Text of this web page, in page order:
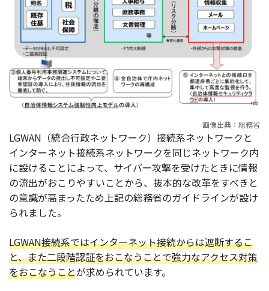
画像出典：総務省
LGWAN（統合行政ネットワーク）接続系ネットワークと
インターネット接続系ネットワークを同じネットワーク内
に設けることによって、サイバー攻撃を受けたときに情報
の流出がおこりやすいことから、抜本的な改革をすべきと
の意識が高まったため上記の総務省のガイドラインが設け
られました。
LGWAN接続系ではインターネット接続からは遮断するこ
と、また二段階認証をおこなうことで強力なアクセス対策
をおこなうことが求められています。